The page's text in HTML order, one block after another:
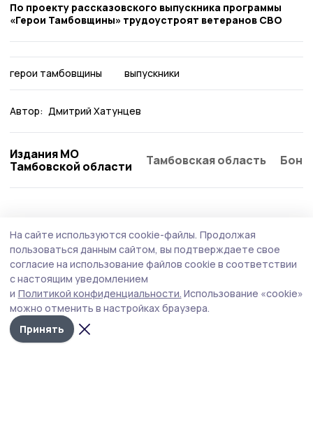
По проекту рассказовского выпускника программы
«Герои Тамбовщины» трудоустроят ветеранов СВО
герои тамбовщины выпускники
Автор: Дмитрий Хатунцев
Издания МО
Тамбовской области
Тамбовская область
На сайте используются cookie-файлы. Продолжая
пользоваться данным сайтом, вы подтверждаете свое
согласие на использование файлов cookie в соответствии
с настоящим уведомлением
и Политикой конфиденциальности. Использование «cookie»
можно отменить в настройках браузера.
Принять